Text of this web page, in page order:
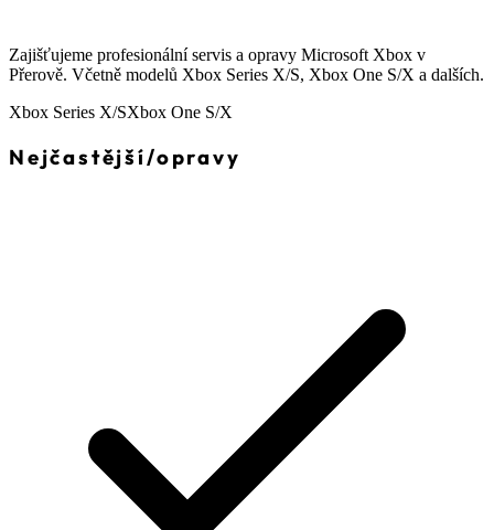
Zajišťujeme profesionální servis a opravy Microsoft Xbox v
Přerově. Včetně modelů Xbox Series X/S, Xbox One S/X a dalších.
Xbox Series X/SXbox One S/X
Nejčastější/opravy